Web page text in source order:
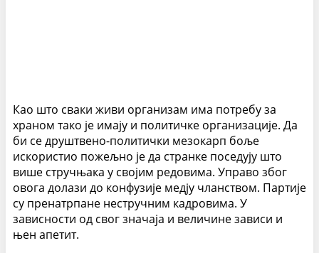
Као што сваки живи организам има потребу за
храном тако је имају и политичке организације. Да
би се друштвено-политички мезокарп боље
искористио пожељно је да странке поседују што
више стручњака у својим редовима. Управо због
овога долази до конфузије медју чланством. Партије
су пренатрпане нестручним кадровима. У
зависности од свог значаја и величине зависи и
њен апетит.